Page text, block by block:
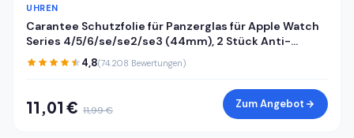
UHREN
Carantee Schutzfolie für Panzerglas für Apple Watch
Series 4/5/6/se/se2/se3 (44mm), 2 Stück Anti-
Kratzen Displayfolie, 3D Kante, Sensible Berührung, HD
Blasenfrei Apple Watch 44mm Displayschutzfolie
4,8(74.208 Bewertungen)
11,01 € 11,99 € Zum Angebot